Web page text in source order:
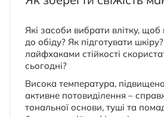
Які засоби вибрати влітку, щоб
до обіду? Як підготувати
лайфхаками стійкості
сьогодні?
Висока температура,
активне потовиділення –
тональної основи, туші та